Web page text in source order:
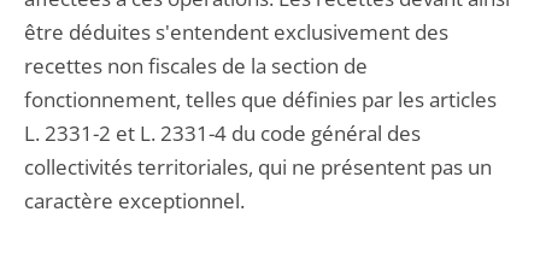
être déduites s'entendent exclusivement des
recettes non fiscales de la section de
fonctionnement, telles que définies par les articles
L. 2331-2 et L. 2331-4 du code général des
collectivités territoriales, qui ne présentent pas un
caractère exceptionnel.